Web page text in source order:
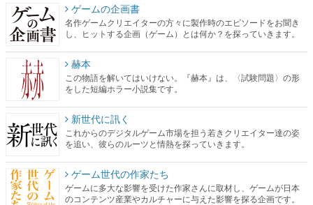
ゲームの企画書
名作ゲームクリエイターの方々に製作時のエピソードをお聞き
し、ヒットする企画（ゲーム）とは何か？を探っていきます。
赫本
この物語を解いてはいけない。『赫本』は、〈試験問題〉の形
をした短編ホラー小説集です。
新世代に訊く
これからのデジタルゲーム市場を担う若きクリエイター達の姿
を追い、彼らのルーツと情熱を探っていきます。
ゲーム世代の作家たち
ゲームに多大な影響を受けた作家さんに取材し、ゲームが日本
のコンテンツ産業やカルチャーに与えた影響を探る企画です。